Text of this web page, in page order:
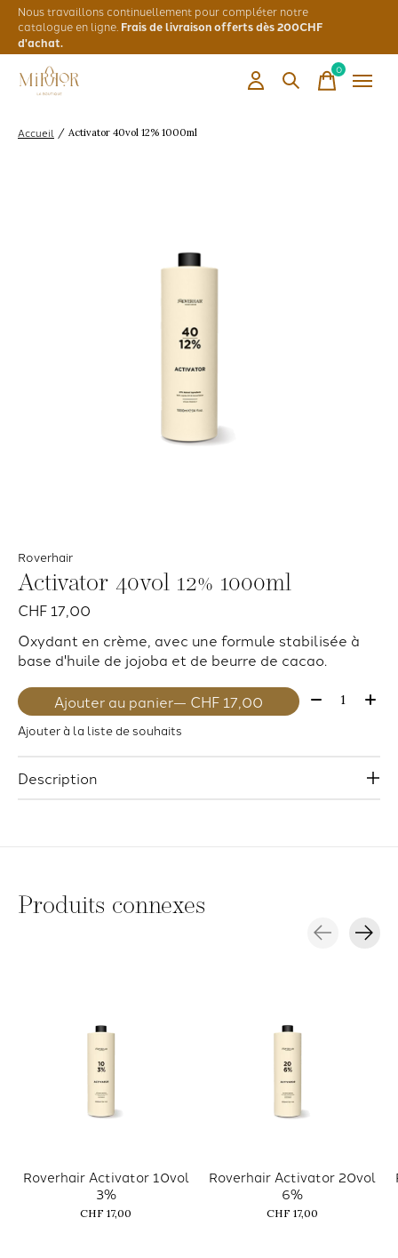
Nous travaillons continuellement pour compléter notre
catalogue en ligne. Frais de livraison offerts dès 200CHF
d'achat.
0items
Accueil / Activator 40vol 12% 1000ml
Roverhair
Activator 40vol 12% 1000ml
CHF 17,00
Oxydant en crème, avec une formule stabilisée à
base d'huile de jojoba et de beurre de cacao.
Ajouter au panier — CHF 17,00 Quantité:
Ajouter à la liste de souhaits
Description
Produits connexes
Roverhair Activator 10vol
3%
CHF 17,00
Roverhair Activator 20vol
6%
CHF 17,00